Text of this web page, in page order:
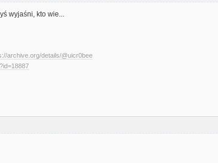
wyjaśni, kto wie...
archive.org/details/@uicr0bee